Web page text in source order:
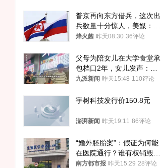
普京再向东方借兵，这次出
兵数量十分惊人，美媒：俄
朝要动真格？
烽火菌 昨天08:30 36评论
父母为陪女儿在大学食堂承
包档口2年，女儿发声：初
衷是为了陪伴，毕业后将不
九派新闻 昨天15:48 110评论
宇树科技发行价150.8元
澎湃新闻 昨天19:11 86评论
“婚外胚胎案”：假证为何能
在医院通行？谁有权销毁胚
胎？
南方都市报 昨天15:29 28评论